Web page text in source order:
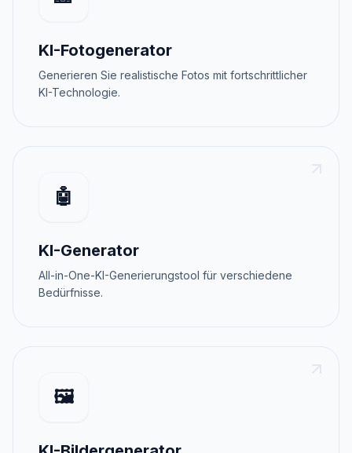
KI-Fotogenerator
Generieren Sie realistische Fotos mit fortschrittlicher
KI-Technologie.
🤖
KI-Generator
All-in-One-KI-Generierungstool für verschiedene
Bedürfnisse.
🖼️